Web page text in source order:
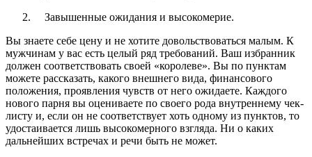
Завышенные ожидания и высокомерие.
Вы знаете себе цену и не хотите довольствоваться малым. К
мужчинам у вас есть целый ряд требований. Ваш избранник
должен соответствовать своей «королеве». Вы по пунктам
можете рассказать, какого внешнего вида, финансового
положения, проявления чувств от него ожидаете. Каждого
нового парня вы оцениваете по своего рода внутреннему чек-
листу и, если он не соответствует хоть одному из пунктов, то
удостаивается лишь высокомерного взгляда. Ни о каких
дальнейших встречах и речи быть не может.